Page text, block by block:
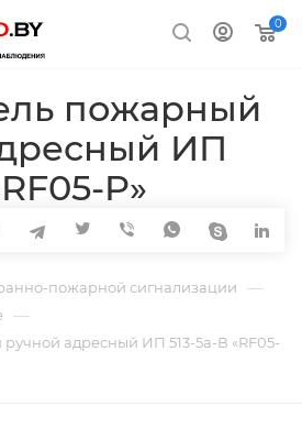
0
пожарный
ИП
P»
пожарной сигнализации —
—
адресный ИП 513-5a-В «RF05-